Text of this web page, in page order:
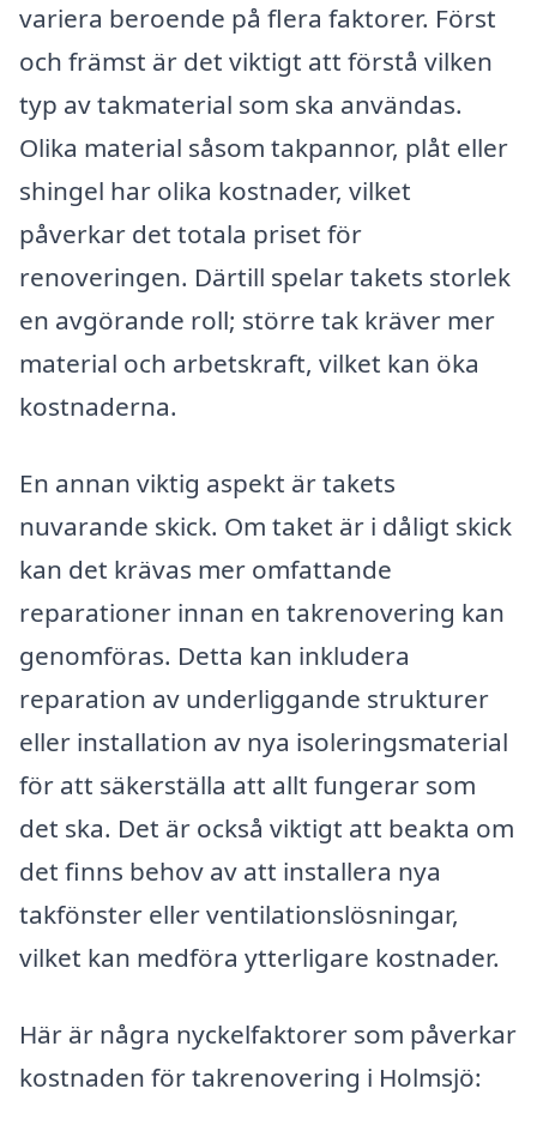
variera beroende på flera faktorer. Först
och främst är det viktigt att förstå vilken
typ av takmaterial som ska användas.
Olika material såsom takpannor, plåt eller
shingel har olika kostnader, vilket
påverkar det totala priset för
renoveringen. Därtill spelar takets storlek
en avgörande roll; större tak kräver mer
material och arbetskraft, vilket kan öka
kostnaderna.
En annan viktig aspekt är takets
nuvarande skick. Om taket är i dåligt skick
kan det krävas mer omfattande
reparationer innan en takrenovering kan
genomföras. Detta kan inkludera
reparation av underliggande strukturer
eller installation av nya isoleringsmaterial
för att säkerställa att allt fungerar som
det ska. Det är också viktigt att beakta om
det finns behov av att installera nya
takfönster eller ventilationslösningar,
vilket kan medföra ytterligare kostnader.
Här är några nyckelfaktorer som påverkar
kostnaden för takrenovering i Holmsjö: